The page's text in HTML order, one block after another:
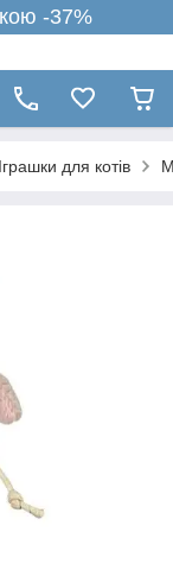
-37%
Іграшки для котів